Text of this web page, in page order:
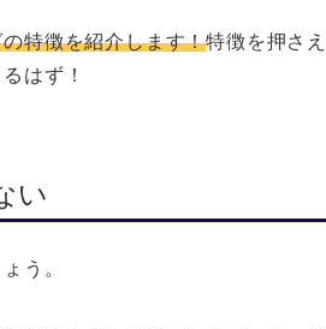
特徴を紹介します！特徴を押さ
はず！
い
う。